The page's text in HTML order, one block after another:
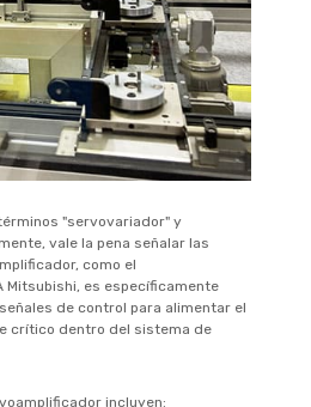
"servovariador" y
vale la pena señalar las
como el
es específicamente
de control para alimentar el
crítico dentro del sistema de
incluyen: